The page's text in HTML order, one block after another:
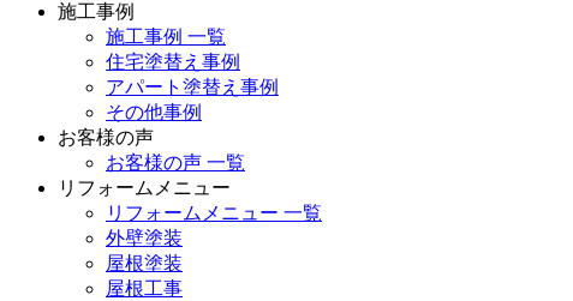
施工事例
施工事例 一覧
住宅塗替え事例
アパート塗替え事例
その他事例
お客様の声
お客様の声 一覧
リフォームメニュー
リフォームメニュー 一覧
外壁塗装
屋根塗装
屋根工事